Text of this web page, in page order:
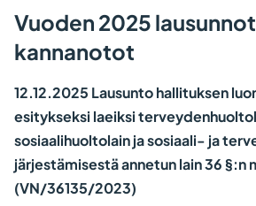
Vuoden 2025
kannanotot
12.12.2025 Lausunto hallituksen
esitykseksi laeiksi
sosiaalihuoltolain ja sosiaali- ja
järjestämisestä annetun lain 36 §:n
(VN/36135/2023)